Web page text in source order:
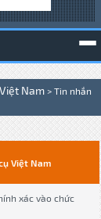
Nam > Tin nhắn
Việt Nam
xác vào chức